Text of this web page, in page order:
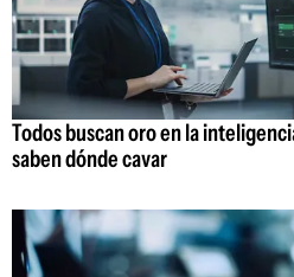
Todos buscan oro en la
saben dónde cavar